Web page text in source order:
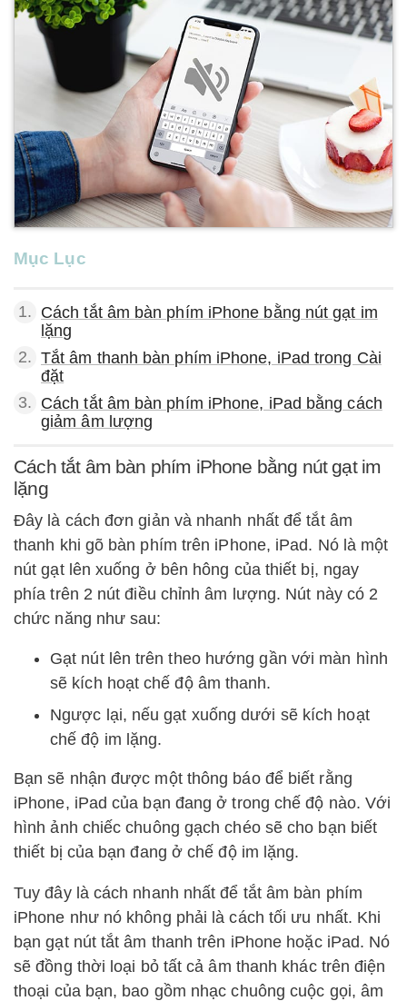
Mục Lục
1. Cách tắt âm bàn phím iPhone bằng nút gạt im
lặng
2. Tắt âm thanh bàn phím iPhone, iPad trong Cài
đặt
3. Cách tắt âm bàn phím iPhone, iPad bằng cách
giảm âm lượng
Cách tắt âm bàn phím iPhone bằng nút gạt im
lặng
Đây là cách đơn giản và nhanh nhất để tắt âm
thanh khi gõ bàn phím trên iPhone, iPad. Nó là một
nút gạt lên xuống ở bên hông của thiết bị, ngay
phía trên 2 nút điều chỉnh âm lượng. Nút này có 2
chức năng như sau:
Gạt nút lên trên theo hướng gần với màn hình
sẽ kích hoạt chế độ âm thanh.
Ngược lại, nếu gạt xuống dưới sẽ kích hoạt
chế độ im lặng.
Bạn sẽ nhận được một thông báo để biết rằng
iPhone, iPad của bạn đang ở trong chế độ nào. Với
hình ảnh chiếc chuông gạch chéo sẽ cho bạn biết
thiết bị của bạn đang ở chế độ im lặng.
Tuy đây là cách nhanh nhất để tắt âm bàn phím
iPhone như nó không phải là cách tối ưu nhất. Khi
bạn gạt nút tắt âm thanh trên iPhone hoặc iPad. Nó
sẽ đồng thời loại bỏ tất cả âm thanh khác trên điện
thoại của bạn, bao gồm nhạc chuông cuộc gọi, âm